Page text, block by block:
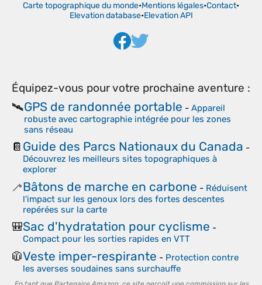
Carte topographique du monde•Mentions légales•Contact•
Elevation database•Elevation API
Équipez-vous pour votre prochaine aventure :
🛰️GPS de randonnée portable - Appareil
robuste avec cartographie intégrée pour les zones
sans réseau
📔 Guide des Parcs Nationaux du Canada -
Découvrez les meilleurs sites topographiques à
explorer
🦯Bâtons de marche en carbone - Réduisent
l'impact sur les genoux lors des fortes descentes
repérées sur la carte
🎒Sac d'hydratation pour cyclisme -
Compact pour les sorties rapides en VTT
🧥Veste imper-respirante - Protection contre
les averses soudaines sans surchauffe